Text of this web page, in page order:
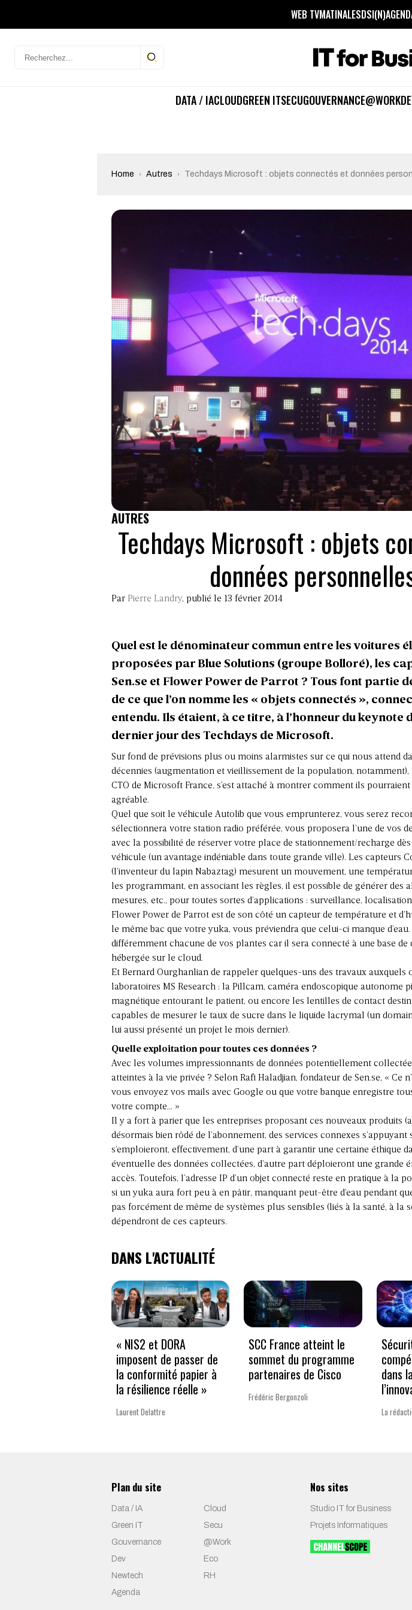
WEB TVMATINALESDSI(N)
DATA / IACLOUDGREEN ITSECUGOUVERNANCE@WORK
Home Autres Techdays Microsoft : objets connectés et données
AUTRES
Techdays Microsoft : objets
données
Par Pierre Landry, publié le 13 février 2014
Quel est le dénominateur commun entre les voitures
proposées par Blue Solutions (groupe Bolloré), les
Sen.se et Flower Power de Parrot ? Tous font partie
de ce que l’on nomme les « objets connectés »,
entendu. Ils étaient, à ce titre, à l’honneur du keynote
dernier jour des Techdays de Microsoft.
Sur fond de prévisions plus ou moins alarmistes sur ce qui nous attend
décennies (augmentation et vieillissement de la population, notamment),
CTO de Microsoft France, s’est attaché à montrer comment ils
agréable.
Quel que soit le véhicule Autolib que vous emprunterez, vous serez
sélectionnera votre station radio préférée, vous proposera l’une de vos
avec la possibilité de réserver votre place de stationnement/recharge
véhicule (un avantage indéniable dans toute grande ville). Les capteurs
(l’inventeur du lapin Nabaztag) mesurent un mouvement, une
les programmant, en associant les règles, il est possible de générer des
mesures, etc., pour toutes sortes d’applications : surveillance,
Flower Power de Parrot est de son côté un capteur de température et
le même bac que votre yuka, vous préviendra que celui-ci manque
différemment chacune de vos plantes car il sera connecté à une base de
hébergée sur le cloud.
Et Bernard Ourghanlian de rappeler quelques-uns des travaux auxquels
laboratoires MS Research : la Pillcam, caméra endoscopique autonome
magnétique entourant le patient, ou encore les lentilles de contact
capables de mesurer le taux de sucre dans le liquide lacrymal (un
lui aussi présenté un projet le mois dernier).
Quelle exploitation pour toutes ces données ?
Avec les volumes impressionnants de données potentiellement
atteintes à la vie privée ? Selon Rafi Haladjian, fondateur de Sen.se, « Ce
vous envoyez vos mails avec Google ou que votre banque enregistre
votre compte… »
Il y a fort à parier que les entreprises proposant ces nouveaux produits
désormais bien rôdé de l’abonnement, des services connexes s’appuyant
s’emploieront, effectivement, d’une part à garantir une certaine éthique
éventuelle des données collectées, d’autre part déploieront une grande
accès. Toutefois, l’adresse IP d’un objet connecté reste en pratique à la
si un yuka aura fort peu à en pâtir, manquant peut-être d’eau pendant
pas forcément de même de systèmes plus sensibles (liés à la santé, à la
dépendront de ces capteurs.
DANS L'ACTUALITÉ
« NIS2 et DORA
imposent de passer de
la conformité papier à
la résilience réelle »
Laurent Delattre
SCC France atteint le
sommet du programme
partenaires de Cisco
Frédéric Bergonzoli
dans
La
Plan du site
Data / IA
Cloud
Green IT
Secu
Gouvernance
@Work
Dev
Eco
Newtech
RH
Agenda
Nos sites
Studio IT for Business
Projets Informatiques